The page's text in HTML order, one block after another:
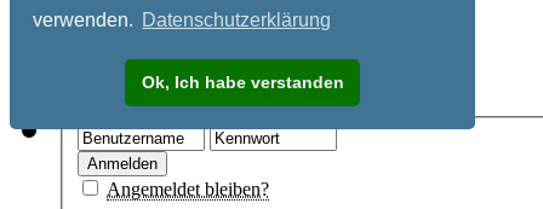
verwenden. Datenschutzerklärung
Ok, Ich habe verstanden
Registrieren
Angemeldet bleiben?